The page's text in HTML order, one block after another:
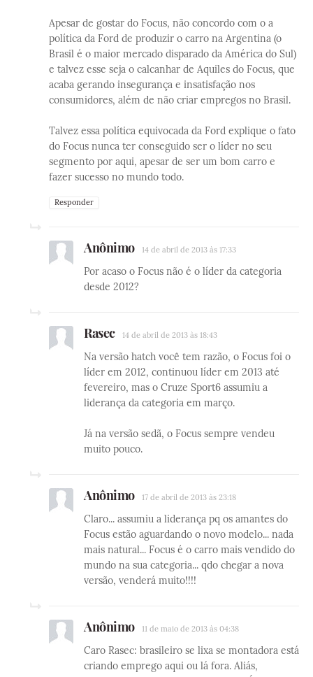
Apesar de gostar do Focus, não concordo com o a
política da Ford de produzir o carro na Argentina (o
Brasil é o maior mercado disparado da América do Sul)
e talvez esse seja o calcanhar de Aquiles do Focus, que
acaba gerando insegurança e insatisfação nos
consumidores, além de não criar empregos no Brasil.
Talvez essa política equivocada da Ford explique o fato
do Focus nunca ter conseguido ser o líder no seu
segmento por aqui, apesar de ser um bom carro e
fazer sucesso no mundo todo.
Responder
Anônimo 14 de abril de 2013 às 17:33
Por acaso o Focus não é o líder da categoria
desde 2012?
Rasec 14 de abril de 2013 às 18:43
Na versão hatch você tem razão, o Focus foi o
líder em 2012, continuou líder em 2013 até
fevereiro, mas o Cruze Sport6 assumiu a
liderança da categoria em março.
Já na versão sedã, o Focus sempre vendeu
muito pouco.
Anônimo 17 de abril de 2013 às 23:18
Claro... assumiu a liderança pq os amantes do
Focus estão aguardando o novo modelo... nada
mais natural... Focus é o carro mais vendido do
mundo na sua categoria... qdo chegar a nova
versão, venderá muito!!!!
Anônimo 11 de maio de 2013 às 04:38
Caro Rasec: brasileiro se lixa se montadora está
criando emprego aqui ou lá fora. Aliás,